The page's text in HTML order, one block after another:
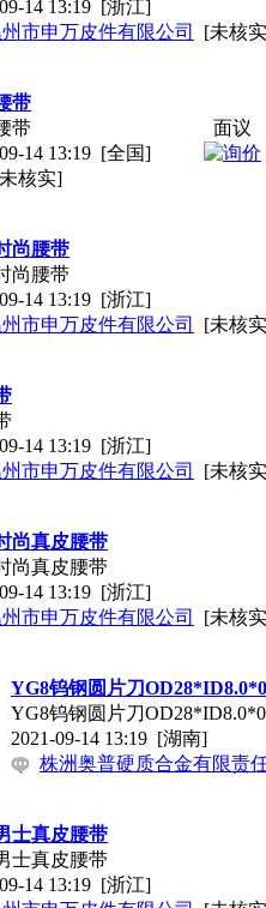
14 13:19 [浙江]
市申万皮件有限公司
[未核
带
带
14 13:19 [全国]
核实]
面议
尚腰带
尚腰带
14 13:19 [浙江]
市申万皮件有限公司
[未核
14 13:19 [浙江]
市申万皮件有限公司
[未核
尚真皮腰带
尚真皮腰带
14 13:19 [浙江]
市申万皮件有限公司
[未核
YG8钨钢圆片刀
YG8钨钢圆片刀
2021-09-14 13:19 [湖南]
株洲奥普硬质合金有限责
士真皮腰带
士真皮腰带
14 13:19 [浙江]